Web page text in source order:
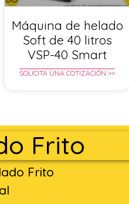
Máquina de helado
Soft de 40 litros
VSP-40 Smart
SOLICITA UNA COTIZACIÓN >>
Frito
Frito